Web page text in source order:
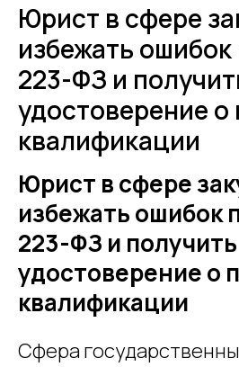
Юрист в сфере
избежать
223-ФЗ и
удостоверение
квалификации
Юрист в сфере
избежать ошибок
223-ФЗ и получить
удостоверение о
квалификации
Сфера